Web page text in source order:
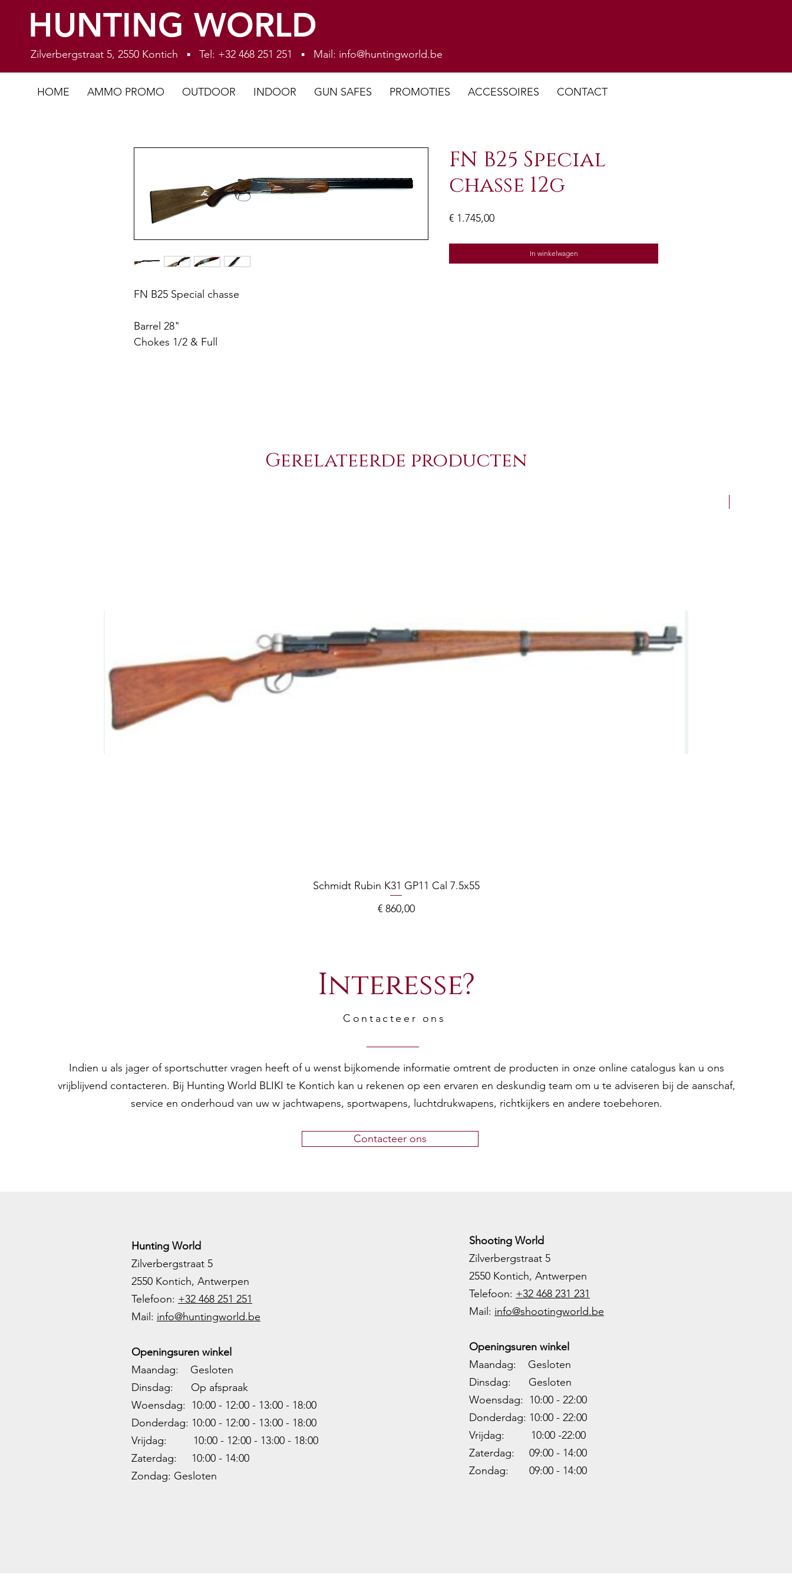
Zilverbergstraat 5, 2550 Kontich ▪ Tel: +32 468 251 251 ▪ Mail: info@huntingworld.be
HUNTING WORLD
HOME AMMO PROMO OUTDOOR INDOOR GUN SAFES PROMOTIES ACCESSOIRES CONTACT
FN B25 Special chasse
Barrel 28"
Chokes 1/2 & Full
FN B25 Special
chasse 12g
€ 1.745,00Prijs
In winkelwagen
Gerelateerde producten
Schmidt Rubin K31 GP11 Cal 7.5x55
Prijs
€ 860,00
Interesse?
Contacteer ons
Indien u als jager of sportschutter vragen heeft of u wenst bijkomende informatie omtrent de producten in onze online catalogus kan u ons
vrijblijvend contacteren. Bij Hunting World BLIKI te Kontich kan u rekenen op een ervaren en deskundig team om u te adviseren bij de aanschaf,
service en onderhoud van uw w jachtwapens, sportwapens, luchtdrukwapens, richtkijkers en andere toebehoren.
Contacteer ons
Hunting World
Zilverbergstraat 5
2550 Kontich, Antwerpen
Telefoon: +32 468 251 251
Mail: info@huntingworld.be
Openingsuren winkel
Maandag: Gesloten
Dinsdag: Op afspraak
Woensdag: 10:00 - 12:00 - 13:00 - 18:00
Donderdag: 10:00 - 12:00 - 13:00 - 18:00
Vrijdag: 10:00 - 12:00 - 13:00 - 18:00
Zaterdag: 10:00 - 14:00
Zondag: Gesloten
Shooting World
Zilverbergstraat 5
2550 Kontich, Antwerpen
Telefoon: +32 468 231 231
Mail: info@shootingworld.be
Openingsuren winkel
Maandag: Gesloten
Dinsdag: Gesloten
Woensdag: 10:00 - 22:00
Donderdag: 10:00 - 22:00
Vrijdag: 10:00 -22:00
Zaterdag: 09:00 - 14:00
Zondag: 09:00 - 14:00